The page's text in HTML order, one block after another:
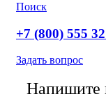
Поиск
+7 (800) 555
Задать вопрос
Напишите